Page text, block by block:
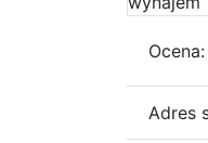
Ocena:
Adres